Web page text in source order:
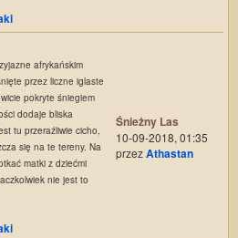
afrykańskim
przez liczne iglaste
pokryte śniegiem
dodaje bliska
tu przeraźliwie cicho,
się na te tereny. Na
matki z dziećmi
nie jest to
Śnieżny Las
10-09-2018, 01:35
przezAthastan